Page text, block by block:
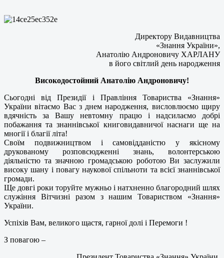
Директору Видавництва
«Знання України»,
Анатолію Андроновичу ХАРЛАНУ
в його світлий день народження
Високодостойний Анатолію Андроновичу!
Сьогодні від Президії і Правління Товариства «Знання»
України вітаємо Вас з днем народження, висловлюємо щиру
вдячність за Вашу невтомну працю і надсилаємо добрі
побажання та знаннівської книговидавничої наснаги ще на
многії і благії літа!
Своїм подвижництвом і самовідданістю у якісному
друкованому розповсюдженні знань, волонтерською
діяльністю та значною громадською роботою Ви заслужили
високу шану і повагу наукової спільноти та всієї знаннівської
громади.
Ще довгі роки торуйте мужньо і натхненно благородний шлях
служіння Вітчизні разом з нашим Товариством «Знання»
України.
Успіхів Вам, великого щастя, гарної долі і Перемоги !
З повагою –